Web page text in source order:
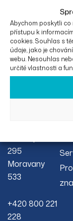
Abychom poskytli co
přístupu k
cookies. Souhlas s
údaje, jako je
webu. Nesouhlas
určité vlastnosti a
Facebook
ÚDAJE
295
Moravany
533
+420 800 221
228